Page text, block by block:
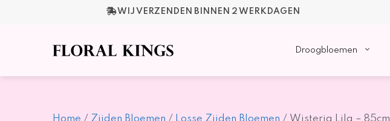
WIJ VERZENDEN BINNEN 2 WERKDAGEN
Droogbloemen
Home / Zijden Bloemen / Losse Zijden Bloemen / Wisteria Lila – 85cm